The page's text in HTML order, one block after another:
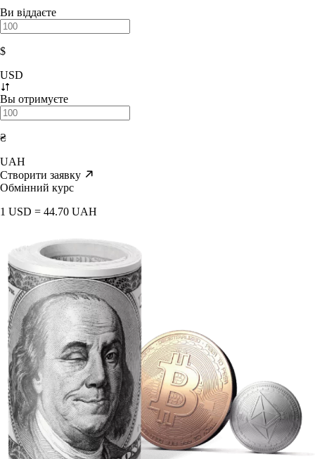
Ви віддаєте
$
USD
Вы отримуєте
₴
UAH
Створити заявку
Обмінний курс
1 USD = 44.70 UAH